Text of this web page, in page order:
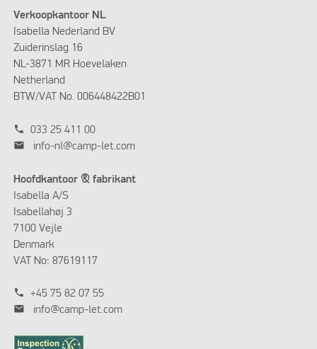
Verkoopkantoor NL
Isabella Nederland BV
Zuiderinslag 16
NL-3871 MR Hoevelaken
Netherland
BTW/VAT No. 006448422B01
phone 033 25 411 00
mail info-nl@camp-let.com
Hoofdkantoor & fabrikant
Isabella A/S
Isabellahøj 3
7100 Vejle
Denmark
VAT No: 87619117
phone +45 75 82 07 55
mail info@camp-let.com